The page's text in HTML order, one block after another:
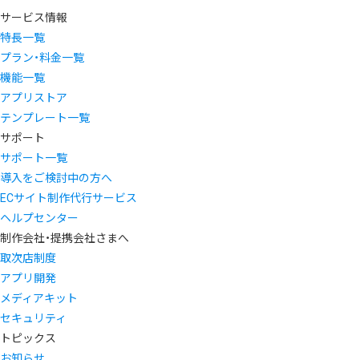
サービス情報
特長一覧
プラン・料金一覧
機能一覧
アプリストア
テンプレート一覧
サポート
サポート一覧
導入をご検討中の方へ
ECサイト制作代行サービス
ヘルプセンター
制作会社・提携会社さまへ
取次店制度
アプリ開発
メディアキット
セキュリティ
トピックス